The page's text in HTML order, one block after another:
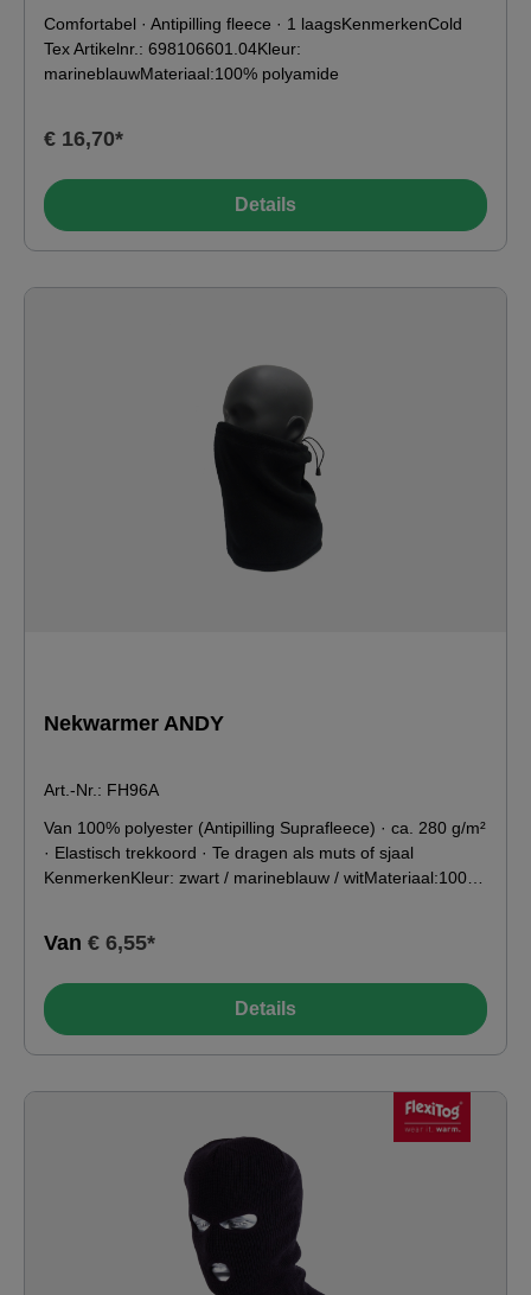
Comfortabel · Antipilling fleece · 1 laagsKenmerkenCold
Tex Artikelnr.: 698106601.04Kleur:
marineblauwMateriaal:100% polyamide
€ 16,70*
Details
Nekwarmer ANDY
Art.-Nr.: FH96A
Van 100% polyester (Antipilling Suprafleece) · ca. 280 g/m²
· Elastisch trekkoord · Te dragen als muts of sjaal
KenmerkenKleur: zwart / marineblauw / witMateriaal:100%
Van € 6,55*
Details